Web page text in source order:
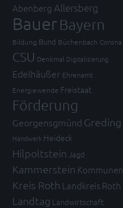
Abenberg Allersberg
Bauer Bayern
Bildung Bund Büchenbach Corona
CSU Denkmal Digitalisierung
Edelhäußer Ehrenamt
Energiewende Freistaat
Förderung
Georgensgmünd Greding
Handwerk Heideck
Hilpoltstein Jagd
Kammerstein Kommunen
Kreis Roth Landkreis Roth
Landtag Landwirtschaft